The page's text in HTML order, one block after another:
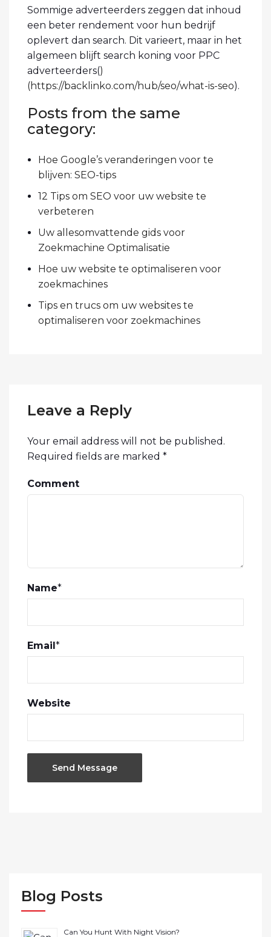
Sommige adverteerders zeggen dat inhoud
een beter rendement voor hun bedrijf
oplevert dan search. Dit varieert, maar in het
algemeen blijft search koning voor PPC
adverteerders()
(https://backlinko.com/hub/seo/what-is-seo).
Posts from the same
category:
Hoe Google’s veranderingen voor te
blijven: SEO-tips
12 Tips om SEO voor uw website te
verbeteren
Uw allesomvattende gids voor
Zoekmachine Optimalisatie
Hoe uw website te optimaliseren voor
zoekmachines
Tips en trucs om uw websites te
optimaliseren voor zoekmachines
Leave a Reply
Your email address will not be published.
Required fields are marked *
Comment
Name*
Email*
Website
Blog Posts
Can You Hunt With Night Vision?